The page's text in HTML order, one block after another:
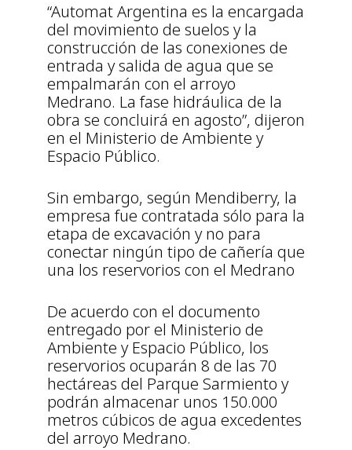
“Automat Argentina es la encargada
del movimiento de suelos y la
construcción de las conexiones de
entrada y salida de agua que se
empalmarán con el arroyo
Medrano. La fase hidráulica de la
obra se concluirá en agosto”, dijeron
en el Ministerio de Ambiente y
Espacio Público.
Sin embargo, según Mendiberry, la
empresa fue contratada sólo para la
etapa de excavación y no para
conectar ningún tipo de cañería que
una los reservorios con el Medrano
De acuerdo con el documento
entregado por el Ministerio de
Ambiente y Espacio Público, los
reservorios ocuparán 8 de las 70
hectáreas del Parque Sarmiento y
podrán almacenar unos 150.000
metros cúbicos de agua excedentes
del arroyo Medrano.